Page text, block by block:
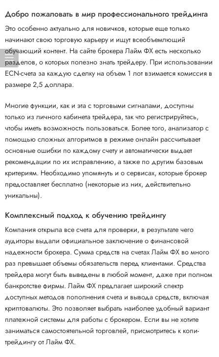
Добро пожаловать в мир профессионального трейдинга
Это особенно актуально для новичков, которые еще только
начинают свою торговую карьеру и ищут всеобъемлющий
обучающий контент. На сайте брокера Лайм ФХ есть несколько
разделов, о которых полезно знать трейдеру. При использовании
ECN-счета за каждую сделку на объем 1 лот взимается комиссия в
размере 2,5 доллара.
Многие функции, как и эта с торговыми сигналами, доступны
только из личного кабинета трейдера, так что регистрируйтесь,
чтобы иметь возможность пользоваться. Более того, анализатор с
помощью сложных алгоритмов в режиме онлайн рассчитывает
основные ошибки по каждому счету и автоматически выдает
рекомендации по их исправлению, а также по другим базовым
критериям. Необходимо упомянуть и о сервисах, которые брокер
предоставляет бесплатно (некоторые из них, действительно
уникальны).
Комплексный подход к обучению трейдингу
Компания открыла все счета для проверки, в результате чего
аудиторы выдали официальное заключение о финансовой
надежности брокера. Сумма средств на счетах Лайм ФХ во много
раз превышает объемы обязательств перед клиентами. Средства
трейдера могут быть выведены в любой момент, даже при полном
банкротстве фирмы. Лайм ФХ предлагает широкий спектр
доступных методов пополнения счета и вывода средств, включая
криптовалюты. Это позволяет выбрать наиболее удобный вариант
платежной системы для работы с брокером. Если вы не хотите
заниматься самостоятельной торговлей, присмотритесь к копи-
трейдингу от Лайм ФХ.